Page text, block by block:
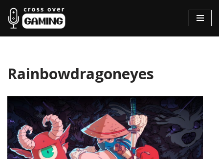
Hopp
til
Rainbowdragoneyes